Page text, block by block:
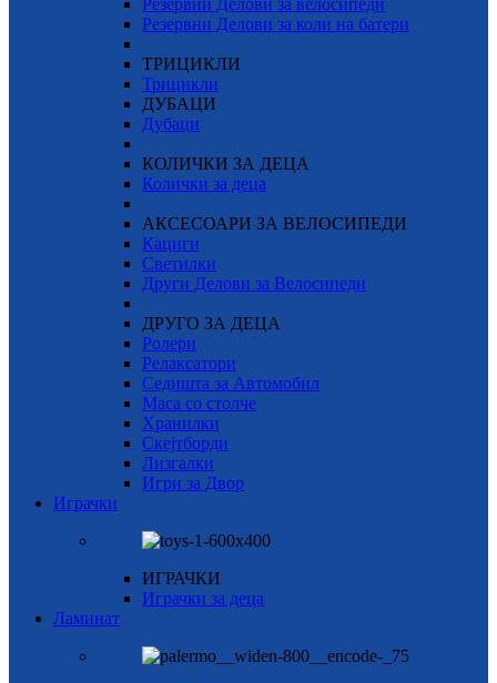
Резервни Делови за велосипеди
Резервни Делови за коли на батери
ТРИЦИКЛИ
Трицикли
ДУБАЦИ
Дубаци
КОЛИЧКИ ЗА ДЕЦА
Колички за деца
АКСЕСОАРИ ЗА ВЕЛОСИПЕДИ
Кациги
Светилки
Други Делови за Велосипеди
ДРУГО ЗА ДЕЦА
Ролери
Релаксатори
Седишта за Автомобил
Маса со столче
Хранилки
Скејтборди
Лизгалки
Игри за Двор
Играчки
ИГРАЧКИ
Играчки за деца
Ламинат